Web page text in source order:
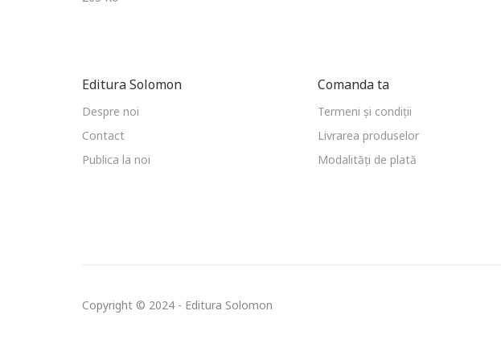
Editura Solomon
Despre noi
Contact
Publica la noi
Comanda ta
Termeni și condiții
Livrarea produselor
Modalități de plată
Copyright © 2024 - Editura Solomon